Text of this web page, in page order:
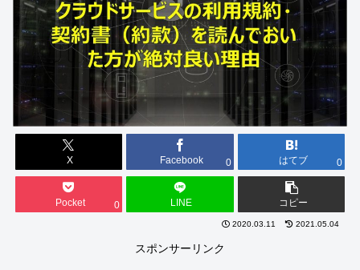
X Facebook 0 はてブ 0
Pocket 0 LINE コピー
2020.03.11 2021.05.04
スポンサーリンク